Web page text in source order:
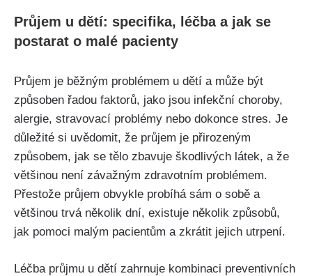
Průjem u dětí: specifika, léčba a jak se
postarat o malé pacienty
Průjem je běžným problémem u dětí ‍a může být
způsoben řadou faktorů, jako jsou infekční choroby,
alergie, stravovací‌ problémy nebo dokonce stres. Je
důležité si uvědomit, že průjem je přirozeným
způsobem, jak se ⁤tělo zbavuje škodlivých látek, a že
většinou není závažným ‌zdravotním problémem.
Přestože průjem obvykle probíhá sám o sobě a
většinou trvá několik dní, existuje několik způsobů,
jak pomoci malým pacientům a zkrátit jejich utrpení.
Léčba⁢ průjmu u dětí zahrnuje⁤ kombinaci preventivních